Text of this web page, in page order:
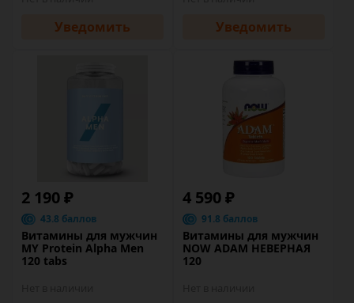
Уведомить Уведомить
2 190 ₽
43.8 баллов
Витамины для мужчин
MY Protein Alpha Men
120 tabs
4 590 ₽
91.8 баллов
Витамины для мужчин
NOW ADAM НЕВЕРНАЯ
120